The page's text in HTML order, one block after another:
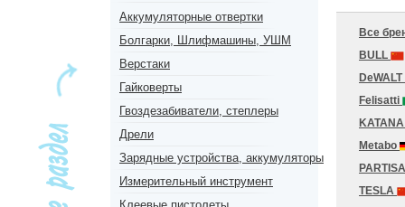
Аккумуляторные отвертки
Болгарки, Шлифмашины, УШМ
Верстаки
Гайковерты
Гвоздезабиватели, степлеры
Дрели
Зарядные устройства, аккумуляторы
Измерительный инструмент
Все
BULL
DeWALT
Felisatti
Metabo
TESLA